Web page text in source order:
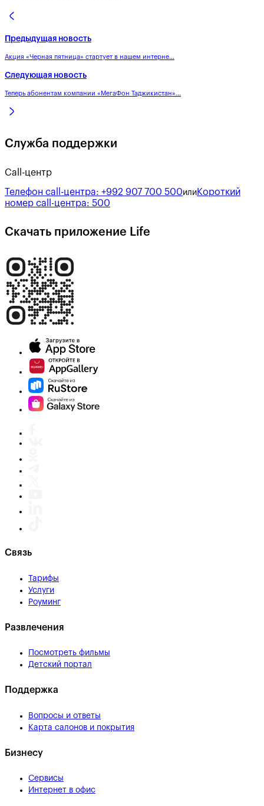
Предыдущая новость
Акция «Черная пятница» стартует в нашем интерне...
Следующая новость
Теперь абонентам компании «МегаФон Таджикистан»...
Служба поддержки
Call-центр
Телефон call-центра: +992 907 700 500или Короткий
номер call-центра: 500
Скачать приложение Life
Связь
Тарифы
Услуги
Роуминг
Развлечения
Посмотреть фильмы
Детский портал
Поддержка
Вопросы и ответы
Карта салонов и покрытия
Бизнесу
Сервисы
Интернет в офис